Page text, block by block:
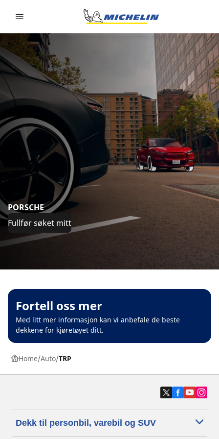
PORSCHE
Fullfør søket mitt
Fortell oss mer
Med litt mer informasjon kan vi anbefale de beste
dekkene for kjøretøyet ditt.
Home Auto TRP
Dekk til personbil, varebil og SUV